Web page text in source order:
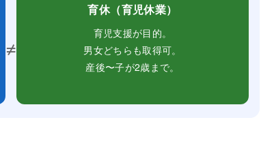
≠
育休（育児休業）
育児支援が目的。
男女どちらも取得可。
産後〜子が2歳まで。